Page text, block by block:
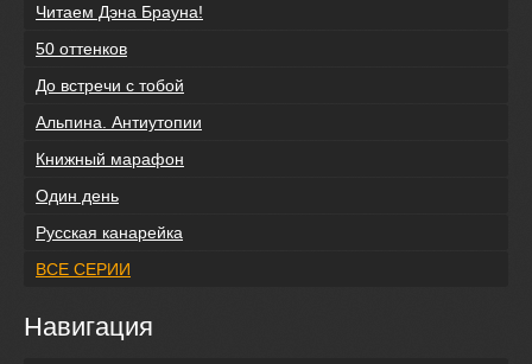
Читаем Дэна Брауна!
50 оттенков
До встречи с тобой
Альпина. Антиутопии
Книжный марафон
Один день
Русская канарейка
ВСЕ СЕРИИ
Навигация